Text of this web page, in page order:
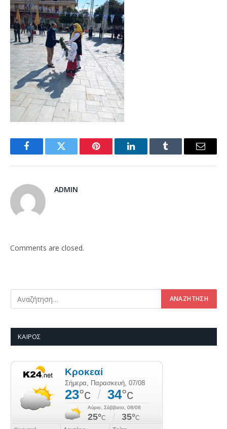
FacebookTwitter Pinterest LinkedInTumblr Email
ADMIN
Comments are closed.
ΚΑΙΡΌΣ